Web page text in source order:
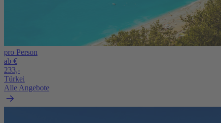
pro Person
ab €
233,-
Türkei
Alle Angebote